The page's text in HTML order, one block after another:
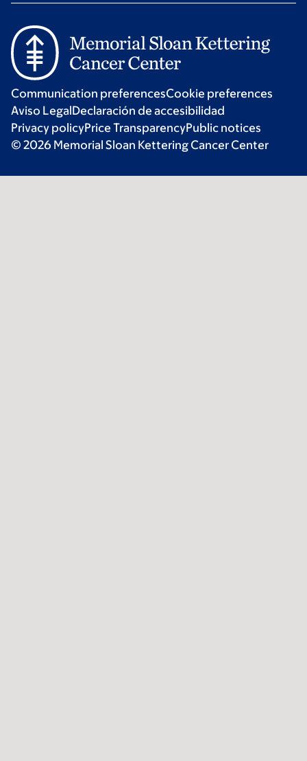
Communication preferencesCookie preferences
Aviso LegalDeclaración de accesibilidad
Privacy policyPrice TransparencyPublic notices
© 2026 Memorial Sloan Kettering Cancer Center